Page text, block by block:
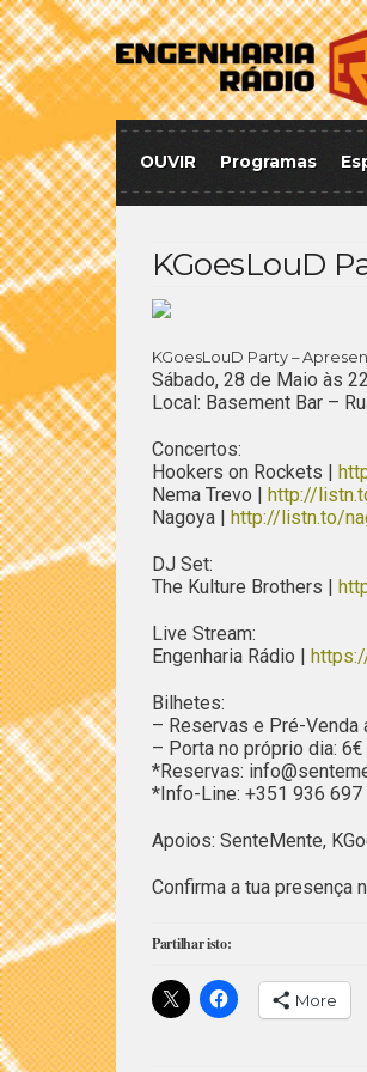
OUVIR Programas
KGoesLouD
KGoesLouD Party –
Sábado, 28 de Maio às
Local: Basement Bar –
Concertos:
Hookers on Rockets |
Nema Trevo | http://
Nagoya | http://listn.to/
DJ Set:
The Kulture Brothers |
Live Stream:
Engenharia Rádio |
Bilhetes:
– Reservas e Pré-Venda
– Porta no próprio dia: 6€
*Reservas:
*Info-Line: +351 936 697
Apoios: SenteMente,
Confirma a tua presença
Partilhar isto:
More